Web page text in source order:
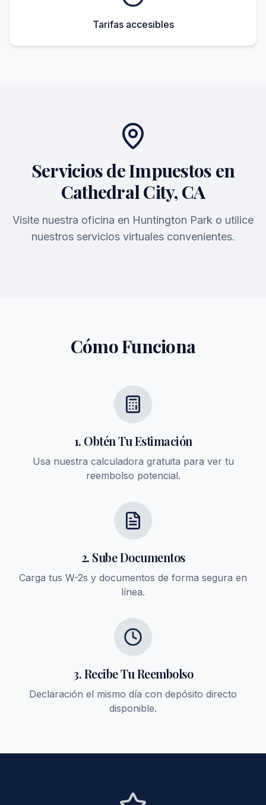
Tarifas accesibles
Servicios de Impuestos en
Cathedral City, CA
Visite nuestra oficina en Huntington Park o utilice
nuestros servicios virtuales convenientes.
Cómo Funciona
1. Obtén Tu Estimación
Usa nuestra calculadora gratuita para ver tu
reembolso potencial.
2. Sube Documentos
Carga tus W-2s y documentos de forma segura en
línea.
3. Recibe Tu Reembolso
Declaración el mismo día con depósito directo
disponible.